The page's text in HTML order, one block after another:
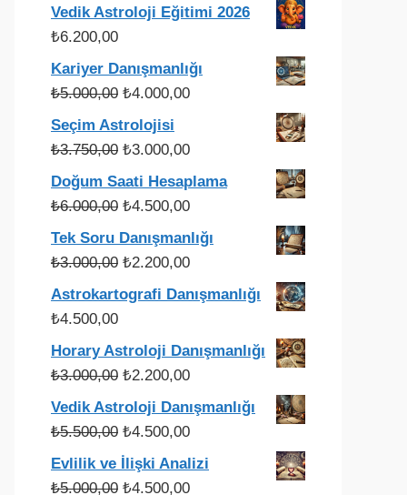
fiyat:
andaki
₺49.900,00.
Vedik Astroloji Eğitimi 2026
₺6.200,00
Kariyer Danışmanlığı
₺5.000,00 Orijinal
fiyat:
₺5.000,00.
₺4.000,00Şu
fiyat:
Seçim Astrolojisi
₺3.750,00 Orijinal
fiyat:
₺3.750,00.
₺3.000,00Şu
andaki
fiyat:
Doğum Saati Hesaplama
₺6.000,00 Orijinal
fiyat:
₺6.000,00.
₺4.500,00Şu
andaki
fiyat:
Tek Soru Danışmanlığı
₺3.000,00 Orijinal
fiyat:
₺2.200,00Şu
Astrokartografi Danışmanlığı
₺4.500,00
Horary Astroloji Danışmanlığı
₺3.000,00 Orijinal
fiyat:
₺3.000,00.
₺2.200,00Şu
fiyat:
Vedik Astroloji Danışmanlığı
₺5.500,00 Orijinal
fiyat:
₺5.500,00.
₺4.500,00Şu
andaki
fiyat:
Evlilik ve İlişki Analizi
₺5.000,00 Orijinal
₺4.500,00Şu